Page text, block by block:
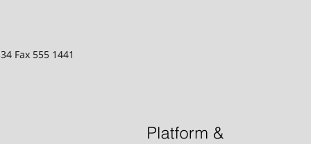
Fax 555 1441